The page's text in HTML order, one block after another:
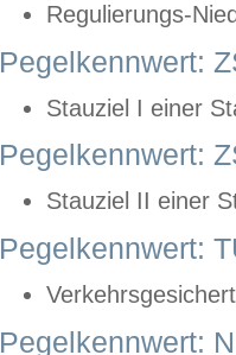
Regulierungs-
Pegelkennwert:
Stauziel I einer
Pegelkennwert:
Stauziel II einer
Pegelkennwert:
Pegelkennwert: